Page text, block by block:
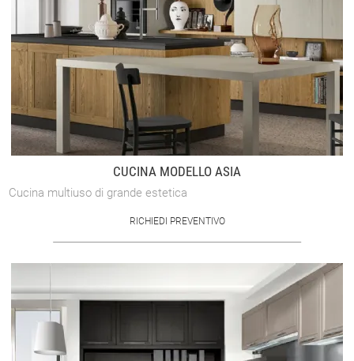
CUCINA MODELLO ASIA
Cucina multiuso di grande estetica
RICHIEDI PREVENTIVO